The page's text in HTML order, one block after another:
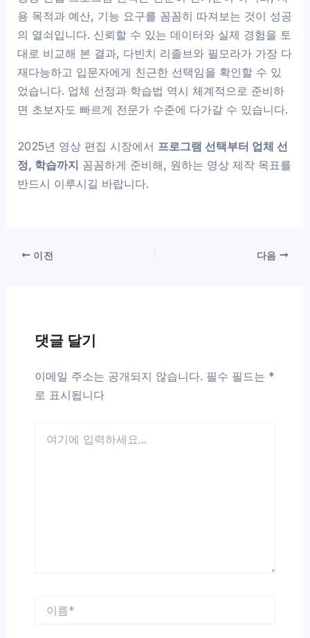
용 목적과 예산, 기능 요구를 꼼꼼히 따져보는 것이 성공
의 열쇠입니다. 신뢰할 수 있는 데이터와 실제 경험을 토
대로 비교해 본 결과, 다빈치 리졸브와 필모라가 가장 다
재다능하고 입문자에게 친근한 선택임을 확인할 수 있
었습니다. 업체 선정과 학습법 역시 체계적으로 준비하
면 초보자도 빠르게 전문가 수준에 다가갈 수 있습니다.
2025년 영상 편집 시장에서 프로그램 선택부터 업체 선
정, 학습까지 꼼꼼하게 준비해, 원하는 영상 제작 목표를
반드시 이루시길 바랍니다.
이전 다음
댓글 달기
이메일 주소는 공개되지 않습니다. 필수 필드는 *
로 표시됩니다